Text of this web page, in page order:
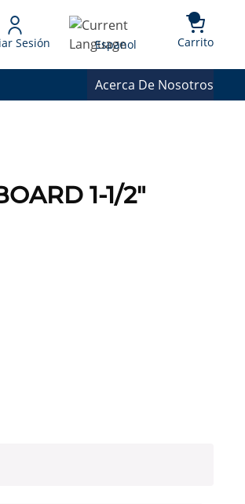
Sesión Language
Espanol Carrito{0}
Acerca De Nosotros
1-1/2"